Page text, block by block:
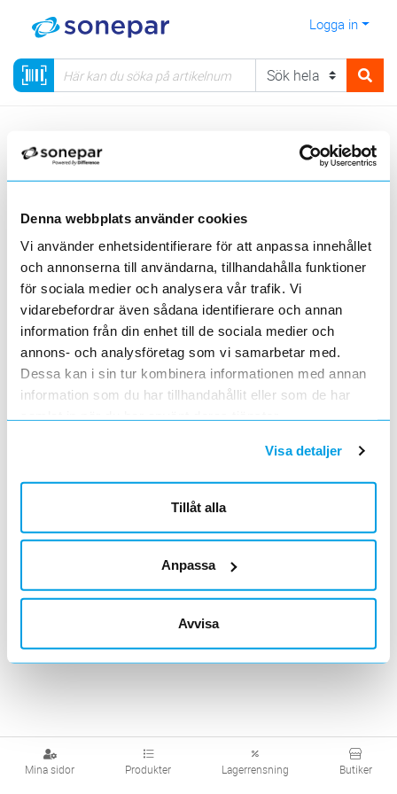
Denna webbplats använder cookies
Vi använder enhetsidentifierare för att anpassa innehållet
och annonserna till användarna, tillhandahålla funktioner
för sociala medier och analysera vår trafik. Vi
vidarebefordrar även sådana identifierare och annan
information från din enhet till de sociala medier och
annons- och analysföretag som vi samarbetar med.
Dessa kan i sin tur kombinera informationen med annan
information som du har tillhandahållit eller som de har
samlat in när du har använt deras tjänster.
Visa detaljer
Tillåt alla
Anpassa
Avvisa
Logga in
Mina sidor Produkter Lagerrensning Butiker
Visa produkter från alla underliggande kategorier
Kabelstegar Trådstegar Rännor
Visa produkter från alla underliggande kategorier